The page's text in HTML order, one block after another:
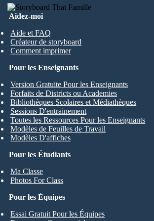
Aidez-moi
Aide et FAQ
Créateur de storyboard
Comment imprimer
Pour les Étudiants
Ma Classe
Photos For Class
Pour les Enseignants
Version Gratuite Pour les Enseignants
Forfaits de Districts ou Academies
Bibliothèques Scolaires et Médiathèques
Sessions D'entrainement
Toutes les Ressources Pour les Enseignants
Modèles de Feuilles de Travail
Modèles D'affiches
Pour les Équipes
Essai Gratuit Pour les Équipes